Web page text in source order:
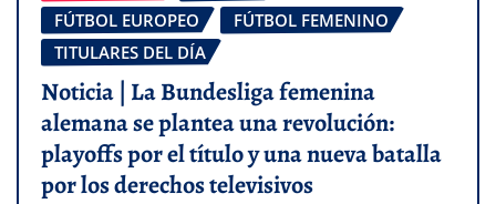
FÚTBOL EUROPEO
FÚTBOL FEMENINO
TITULARES DEL DÍA
Noticia | La Bundesliga femenina
alemana se plantea una revolución:
playoffs por el título y una nueva batalla
por los derechos televisivos